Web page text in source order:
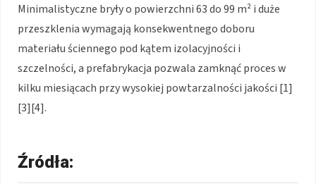
Minimalistyczne bryły o powierzchni 63 do 99 m² i duże
przeszklenia wymagają konsekwentnego doboru
materiału ściennego pod kątem izolacyjności i
szczelności, a prefabrykacja pozwala zamknąć proces w
kilku miesiącach przy wysokiej powtarzalności jakości [1]
[3][4].
Źródła: